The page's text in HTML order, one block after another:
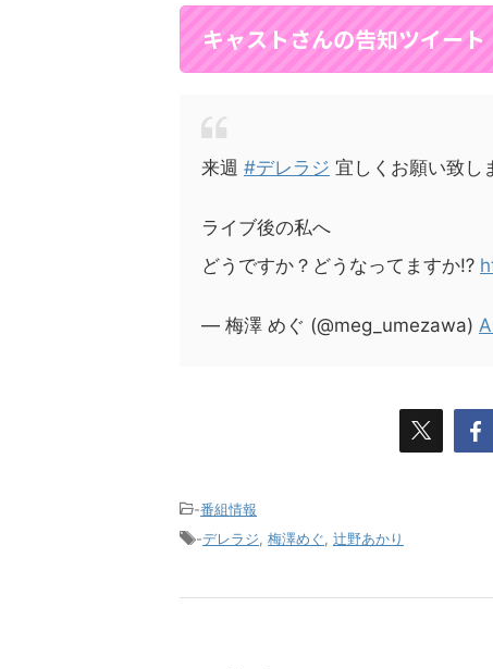
キャストさんの告知ツイート
来週 #デレラジ 宜しくお願い致し
ライブ後の私へ
どうですか？どうなってますか⁉️
— 梅澤 めぐ (@meg_umezawa)
-番組情報
-デレラジ 梅澤めぐ 辻野あかり